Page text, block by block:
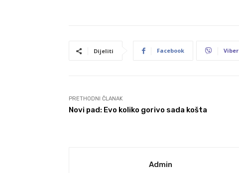
Dijeliti Facebook Viber
PRETHODNI ČLANAK
Novi pad: Evo koliko gorivo sada košta
Admin